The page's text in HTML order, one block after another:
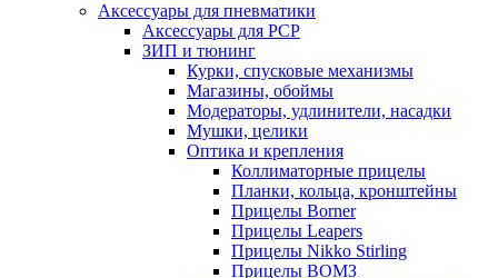
Аксессуары для пневматики
Аксессуары для PCP
ЗИП и тюнинг
Курки, спусковые механизмы
Магазины, обоймы
Модераторы, удлинители, насадки
Мушки, целики
Оптика и крепления
Коллиматорные прицелы
Планки, кольца, кронштейны
Прицелы Borner
Прицелы Leapers
Прицелы Nikko Stirling
Прицелы ВОМЗ